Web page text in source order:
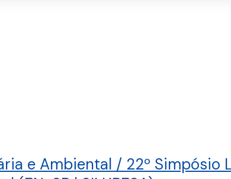
e Ambiental / 22º Simpósio